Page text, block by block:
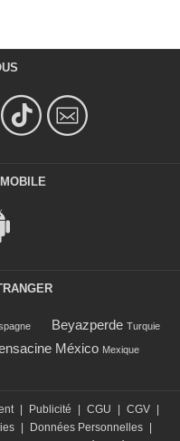
Beyazperde Turquie
México Mexique
Publicité CGU CGV
Données Personnelles